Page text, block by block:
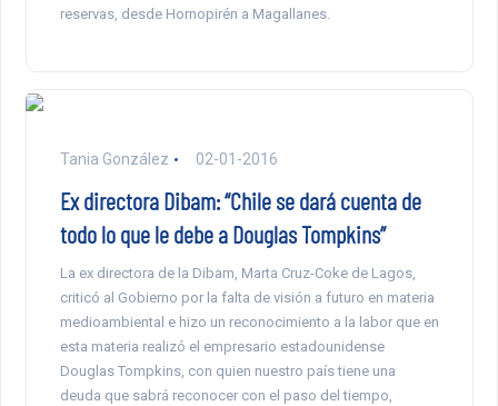
reservas, desde Hornopirén a Magallanes.
Tania González 02-01-2016
Ex directora Dibam: “Chile se dará cuenta de
todo lo que le debe a Douglas Tompkins”
La ex directora de la Dibam, Marta Cruz-Coke de Lagos,
criticó al Gobierno por la falta de visión a futuro en materia
medioambiental e hizo un reconocimiento a la labor que en
esta materia realizó el empresario estadounidense
Douglas Tompkins, con quien nuestro país tiene una
deuda que sabrá reconocer con el paso del tiempo,